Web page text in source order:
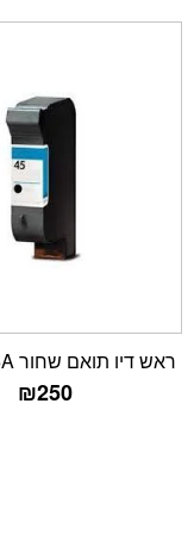
ראש דיו תואם שחור HP 51645A
₪250